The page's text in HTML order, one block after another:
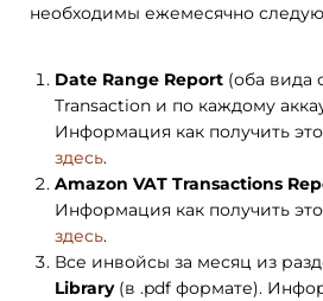
необходимы ежемесячно
Date Range Report (оба вида
Transaction и по каждому
Информация как получить
здесь.
Amazon VAT Transactions
Информация как получить
здесь.
Все инвойсы за месяц из
Library(в .pdf формате).